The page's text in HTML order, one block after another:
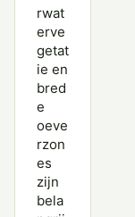
rwat
erve
getat
ie en
bred
e
oeve
rzon
es
zijn
bela